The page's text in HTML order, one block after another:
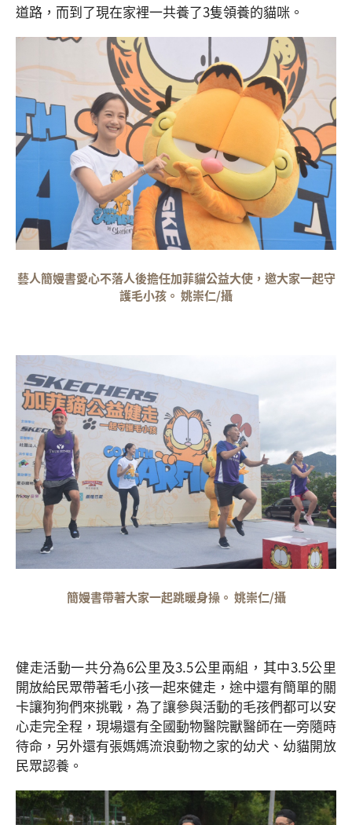
道路，而到了現在家裡一共養了3隻領養的貓咪。
藝人簡嫚書愛心不落人後擔任加菲貓公益大使，邀大家一起守
護毛小孩。 姚崇仁/攝
簡嫚書帶著大家一起跳暖身操。 姚崇仁/攝
健走活動一共分為6公里及3.5公里兩組，其中3.5公里
開放給民眾帶著毛小孩一起來健走，途中還有簡單的關
卡讓狗狗們來挑戰，為了讓參與活動的毛孩們都可以安
心走完全程，現場還有全國動物醫院獸醫師在一旁隨時
待命，另外還有張媽媽流浪動物之家的幼犬、幼貓開放
民眾認養。